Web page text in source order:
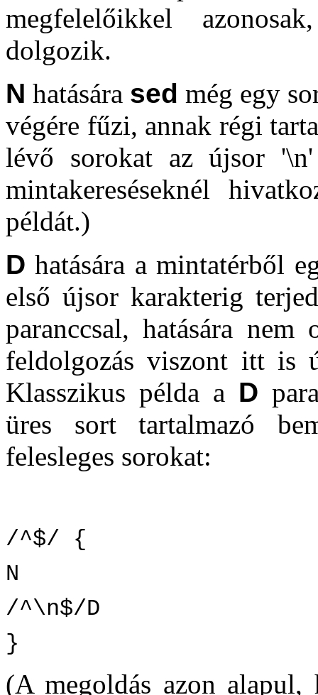
megfelelőikkel
dolgozik.
N hatására sed még egy
végére fűzi, annak régi
lévő sorokat az újsor
mintakereséseknél
példát.)
D hatására a mintatérből
első újsor karakterig
paranccsal, hatására
feldolgozás viszont itt is
Klasszikus példa a D
üres sort tartalmazó
felesleges sorokat:
/^$/ {
N
/^\n$/D
}
(A megoldás azon alapul,